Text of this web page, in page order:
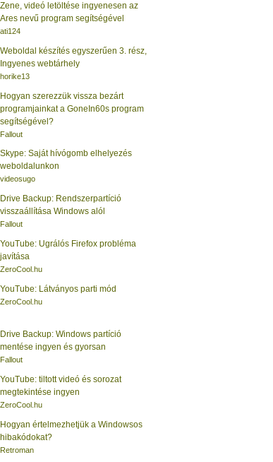
Zene, videó letöltése ingyenesen az
Ares nevű program segítségével
ati124
Weboldal készítés egyszerűen 3. rész,
Ingyenes webtárhely
horike13
Hogyan szerezzük vissza bezárt
programjainkat a GoneIn60s program
segítségével?
Fallout
Skype: Saját hívógomb elhelyezés
weboldalunkon
videosugo
Drive Backup: Rendszerpartíció
visszaállítása Windows alól
Fallout
YouTube: Ugrálós Firefox probléma
javítása
ZeroCool.hu
YouTube: Látványos parti mód
ZeroCool.hu
Drive Backup: Windows partíció
mentése ingyen és gyorsan
Fallout
YouTube: tiltott videó és sorozat
megtekintése ingyen
ZeroCool.hu
Hogyan értelmezhetjük a Windowsos
hibakódokat?
Retroman